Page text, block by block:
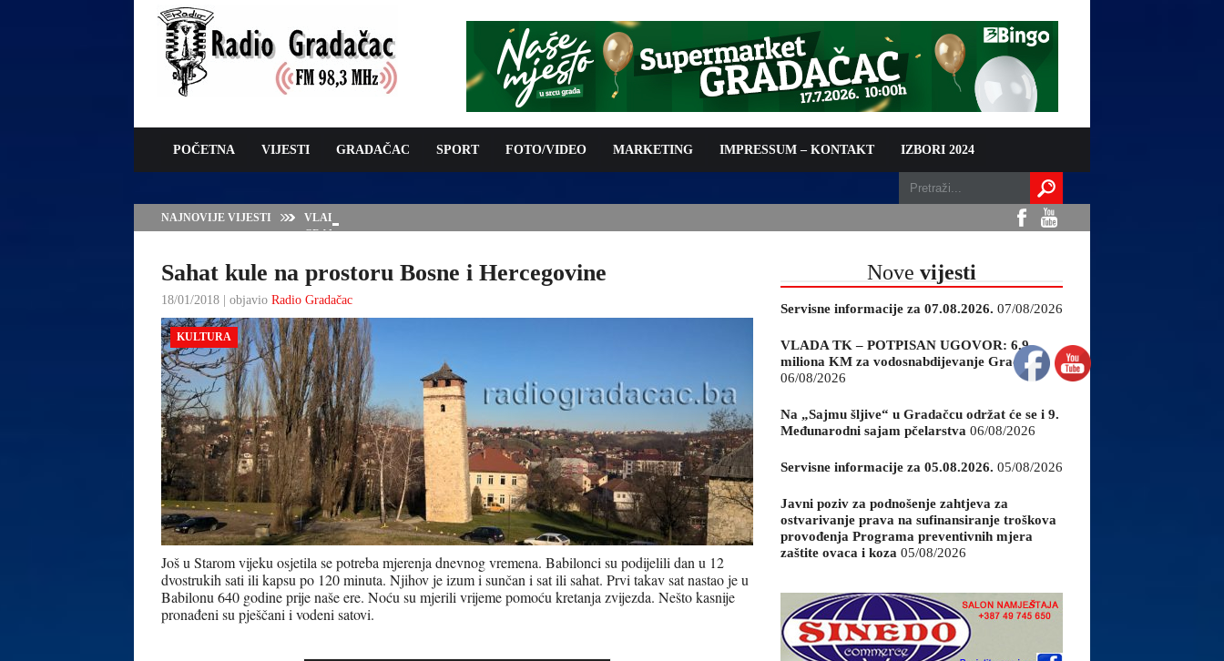
POČETNA VIJESTI GRADAČAC SPORT FOTO/VIDEO MARKETING IMPRESSUM – KONTAKT IZBORI 2024
NAJNOVIJE VIJESTI
VLADA TK – POTPISAN UGOVOR: 6,9 MILIONA KM ZA VODOSNABDIJEVANJE
GRADAČCA
Sahat kule na prostoru Bosne i Hercegovine
18/01/2018 | objavio Radio Gradačac
KULTURA
Još u Starom vijeku osjetila se potreba mjerenja dnevnog vremena. Babilonci su podijelili dan u 12
dvostrukih sati ili kapsu po 120 minuta. Njihov je izum i sunčan i sat ili sahat. Prvi takav sat nastao je u
Babilonu 640 godine prije naše ere. Noću su mjerili vrijeme pomoću kretanja zvijezda. Nešto kasnije
pronađeni su pješčani i vodeni satovi.
Nove vijesti
Servisne informacije za 07.08.2026. 07/08/2026
VLADA TK – POTPISAN UGOVOR: 6,9
miliona KM za vodosnabdijevanje Gradačca
06/08/2026
Na „Sajmu šljive“ u Gradačcu održat će se i 9.
Međunarodni sajam pčelarstva 06/08/2026
Servisne informacije za 05.08.2026. 05/08/2026
Javni poziv za podnošenje zahtjeva za
ostvarivanje prava na sufinansiranje troškova
provođenja Programa preventivnih mjera
zaštite ovaca i koza 05/08/2026